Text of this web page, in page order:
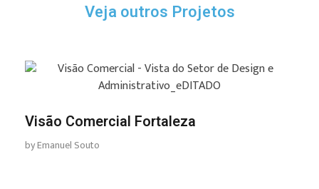
Veja outros Projetos
Visão Comercial Fortaleza
byEmanuel Souto